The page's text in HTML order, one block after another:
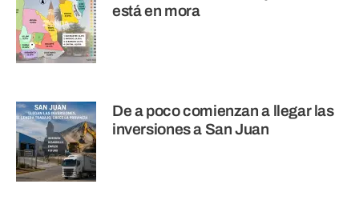
está en mora
De a poco comienzan a llegar las
inversiones a San Juan